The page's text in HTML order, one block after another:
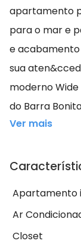
apartamento
para o mar e
e
sua
moderno
do Barra
Ver mais
Apartamento
Ar
Closet